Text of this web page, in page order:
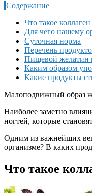
Содержание
Что такое коллаген
Для чего нашему
Суточная норма
Перечень
Пищевой желатин
Каким образом
Какие продукты
Малоподвижный образ
Наиболее заметно
ногтей, которые
Одним из важнейших
организме? В каких
Что такое